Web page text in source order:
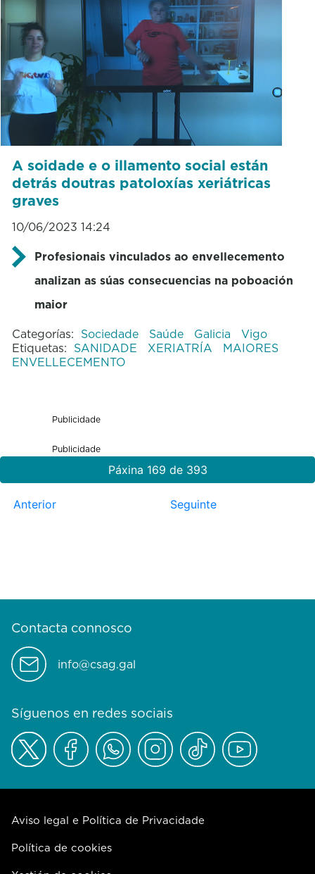
A soidade e o illamento social están
detrás doutras patoloxías xeriátricas
graves
10/06/2023 14:24
Profesionais vinculados ao envellecemento
analizan as súas consecuencias na poboación
maior
Categorías: Sociedade Saúde Galicia
Vigo
Etiquetas: SANIDADE XERIATRÍA
MAIORES
ENVELLECEMENTO
Publicidade
Publicidade
Páxina 169 de 393
Anterior Seguinte
Contacta connosco
info@csag.gal
Síguenos en redes sociais
Aviso legal e Política de Privacidade
Política de cookies